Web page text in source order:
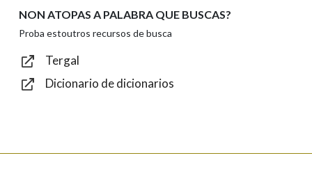
Enviar
NON ATOPAS A PALABRA QUE BUSCAS?
Proba estoutros recursos de busca
Tergal
Dicionario de dicionarios